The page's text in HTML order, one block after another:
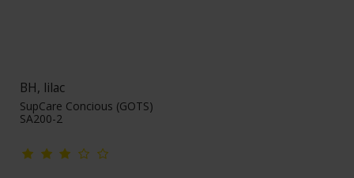
BH, lilac
SupCare Concious (GOTS)
SA200-2